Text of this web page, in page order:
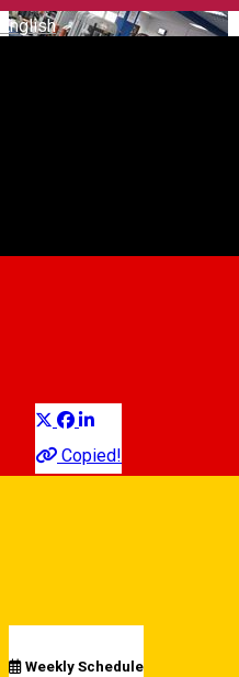
English
Wolf gym
Copied!
07:00 - 22:00
Weekly Schedule